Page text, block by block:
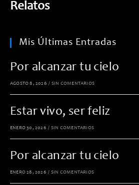
Relatos
Mis Últimas Entradas
Por alcanzar tu cielo
AGOSTO 8, 2026 / SIN COMENTARIOS
Estar vivo, ser feliz
ENERO 30, 2026 / SIN COMENTARIOS
Por alcanzar tu cielo
ENERO 28, 2026 / SIN COMENTARIOS